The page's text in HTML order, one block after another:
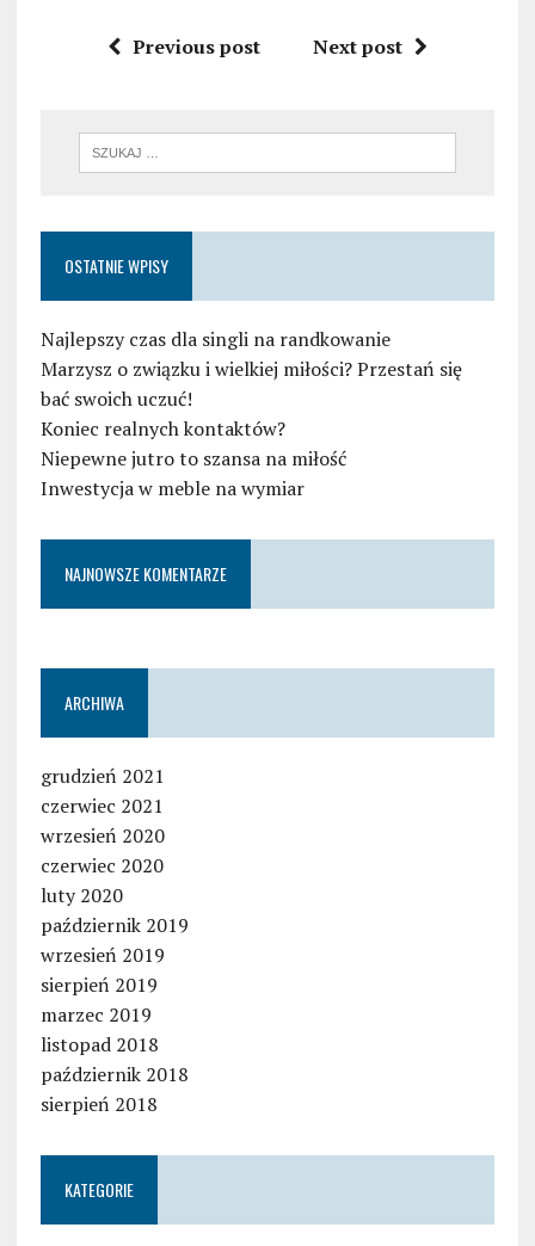
Previous post Next post
OSTATNIE WPISY
Najlepszy czas dla singli na randkowanie
Marzysz o związku i wielkiej miłości? Przestań się
bać swoich uczuć!
Koniec realnych kontaktów?
Niepewne jutro to szansa na miłość
Inwestycja w meble na wymiar
NAJNOWSZE KOMENTARZE
ARCHIWA
grudzień 2021
czerwiec 2021
wrzesień 2020
czerwiec 2020
luty 2020
październik 2019
wrzesień 2019
sierpień 2019
marzec 2019
listopad 2018
październik 2018
sierpień 2018
KATEGORIE